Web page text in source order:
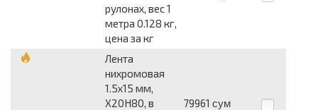
рулонах, вес 1
метра 0.128 кг,
цена за кг
Лента
нихромовая
1.5x15 мм,
Х20Н80, в
79961 сум